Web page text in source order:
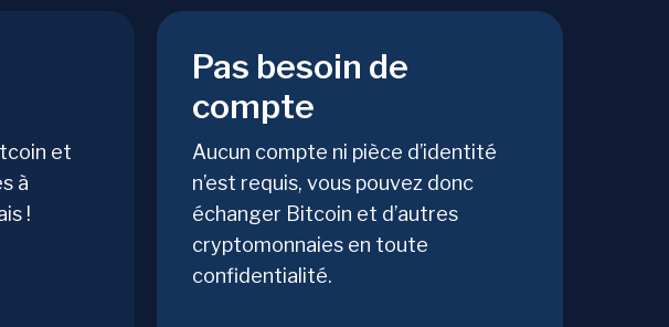
et
à
!
Pas besoin de
compte
Aucun compte ni pièce d’identité
n’est requis, vous pouvez donc
échanger Bitcoin et d’autres
cryptomonnaies en toute
confidentialité.